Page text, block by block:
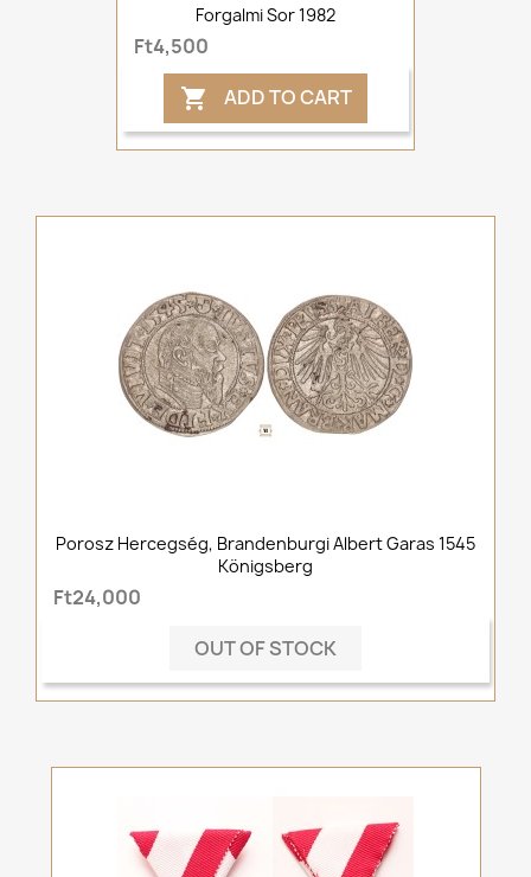
Forgalmi Sor 1982
Ft4,500
 ADD TO CART
Porosz Hercegség, Brandenburgi Albert Garas 1545
Königsberg
Ft24,000
OUT OF STOCK